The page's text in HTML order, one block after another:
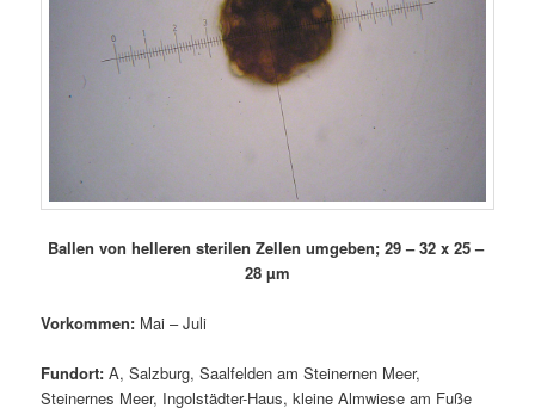
Ballen von helleren sterilen Zellen umgeben; 29 – 32 x 25 –
28 µm
Vorkommen: Mai – Juli
Fundort: A, Salzburg, Saalfelden am Steinernen Meer,
Steinernes Meer, Ingolstädter-Haus, kleine Almwiese am Fuße